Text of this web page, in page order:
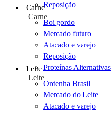
Reposição
Carne
Carne
Boi gordo
Mercado futuro
Atacado e varejo
Reposição
Proteínas Alternativas
Leite
Leite
Ordenha Brasil
Mercado do Leite
Atacado e varejo